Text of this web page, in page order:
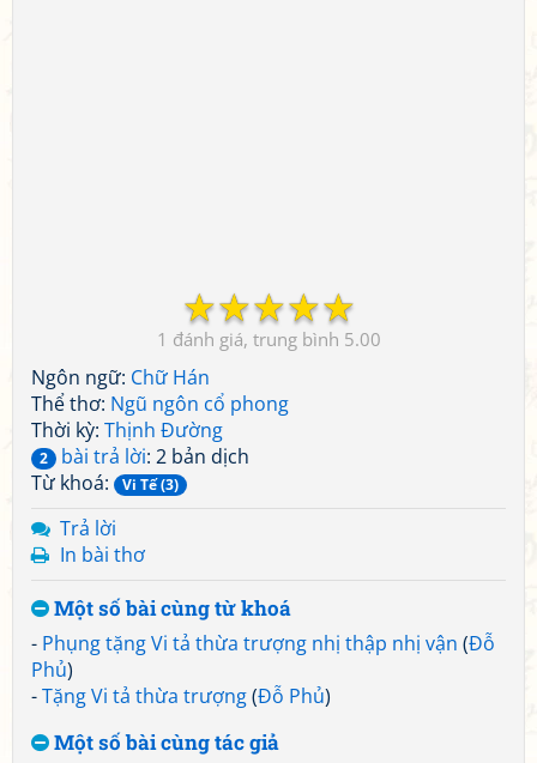
☆
☆
☆
☆
☆
1 5.00
Ngôn ngữ: Chữ Hán
Thể thơ: Ngũ ngôn cổ phong
Thời kỳ: Thịnh Đường
2 bài trả lời: 2 bản dịch
Từ khoá:
Vi Tế (3)
Trả lời
In bài thơ
Một số bài cùng từ khoá
- Phụng tặng Vi tả thừa trượng nhị thập nhị vận (Đỗ
Phủ)
-Tặng Vi tả thừa trượng(Đỗ Phủ)
Một số bài cùng tác giả